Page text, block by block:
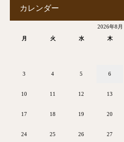
カレンダー
2026年8月
月
火 水 木
3 4 5 6
10 11 12 13
17 18 19 20
24 25 26 27